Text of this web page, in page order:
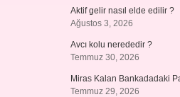
Aktif gelir nasıl elde edilir ?
Ağustos 3, 2026
Avcı kolu nerededir ?
Temmuz 30, 2026
Miras Kalan Bankadadaki
Temmuz 29, 2026